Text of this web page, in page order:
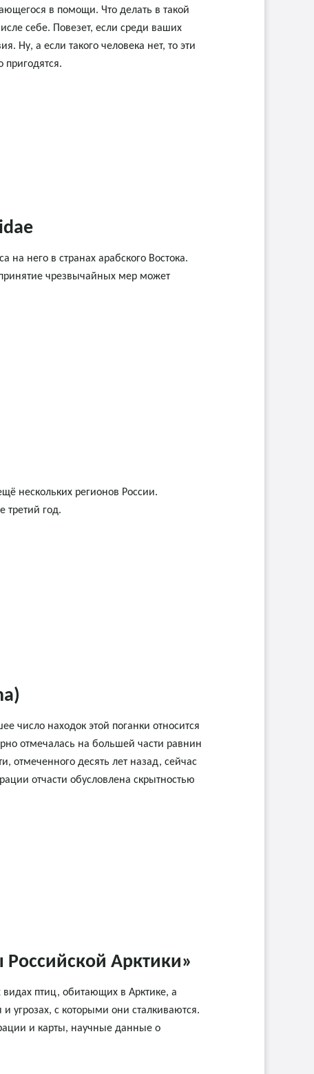
в помощи. Что делать в такой
себе. Повезет, если среди ваших
Ну, а если такого человека нет, то эти
него в странах арабского Востока.
чрезвычайных мер может
нескольких регионов России.
третий год.
число находок этой поганки относится
отмечалась на большей части равнин
отмеченного десять лет назад, сейчас
отчасти обусловлена скрытностью
Арктики»
птиц, обитающих в Арктике, а
угрозах, с которыми они сталкиваются.
и карты, научные данные о